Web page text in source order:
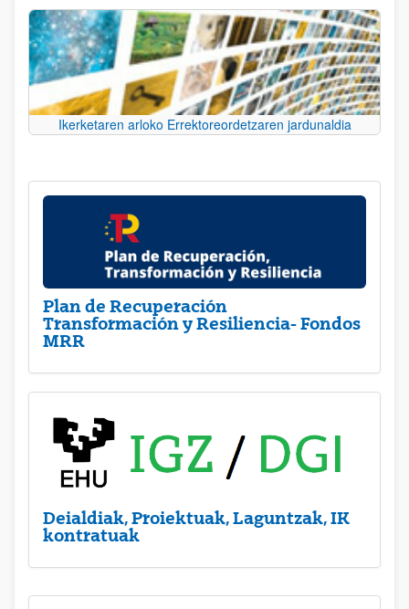
Ikerketaren arloko Errektoreordetzaren jardunaldia
Plan de Recuperación
Transformación y Resiliencia- Fondos
MRR
Deialdiak, Proiektuak, Laguntzak, IK
kontratuak